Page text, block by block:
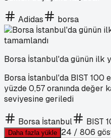
Adidas borsa
Borsa İstanbul'da günün ilk
Borsa İstanbul'da BIST 100
yüzde 0,57 oranında değer
seviyesine geriledi
Borsa İstanbul BIST
Daha fazla yükle 24 / 806